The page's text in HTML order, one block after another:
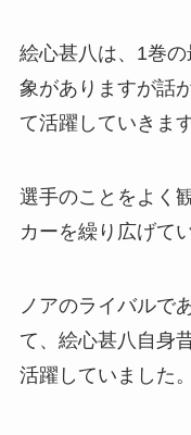
絵心甚八は、1巻
象がありますが話
て活躍していきます
選手のことをよく
カーを繰り広げて
ノアのライバルで
て、絵心甚八自身
活躍していました。